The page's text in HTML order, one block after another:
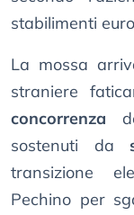
stabilimenti
La mossa
straniere
concorrenza
sostenuti da
transizione
Pechino per